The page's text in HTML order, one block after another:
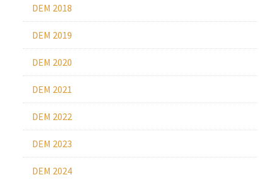
DEM 2018
DEM 2019
DEM 2020
DEM 2021
DEM 2022
DEM 2023
DEM 2024